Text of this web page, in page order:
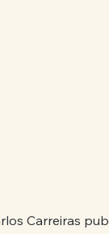
Carreiras